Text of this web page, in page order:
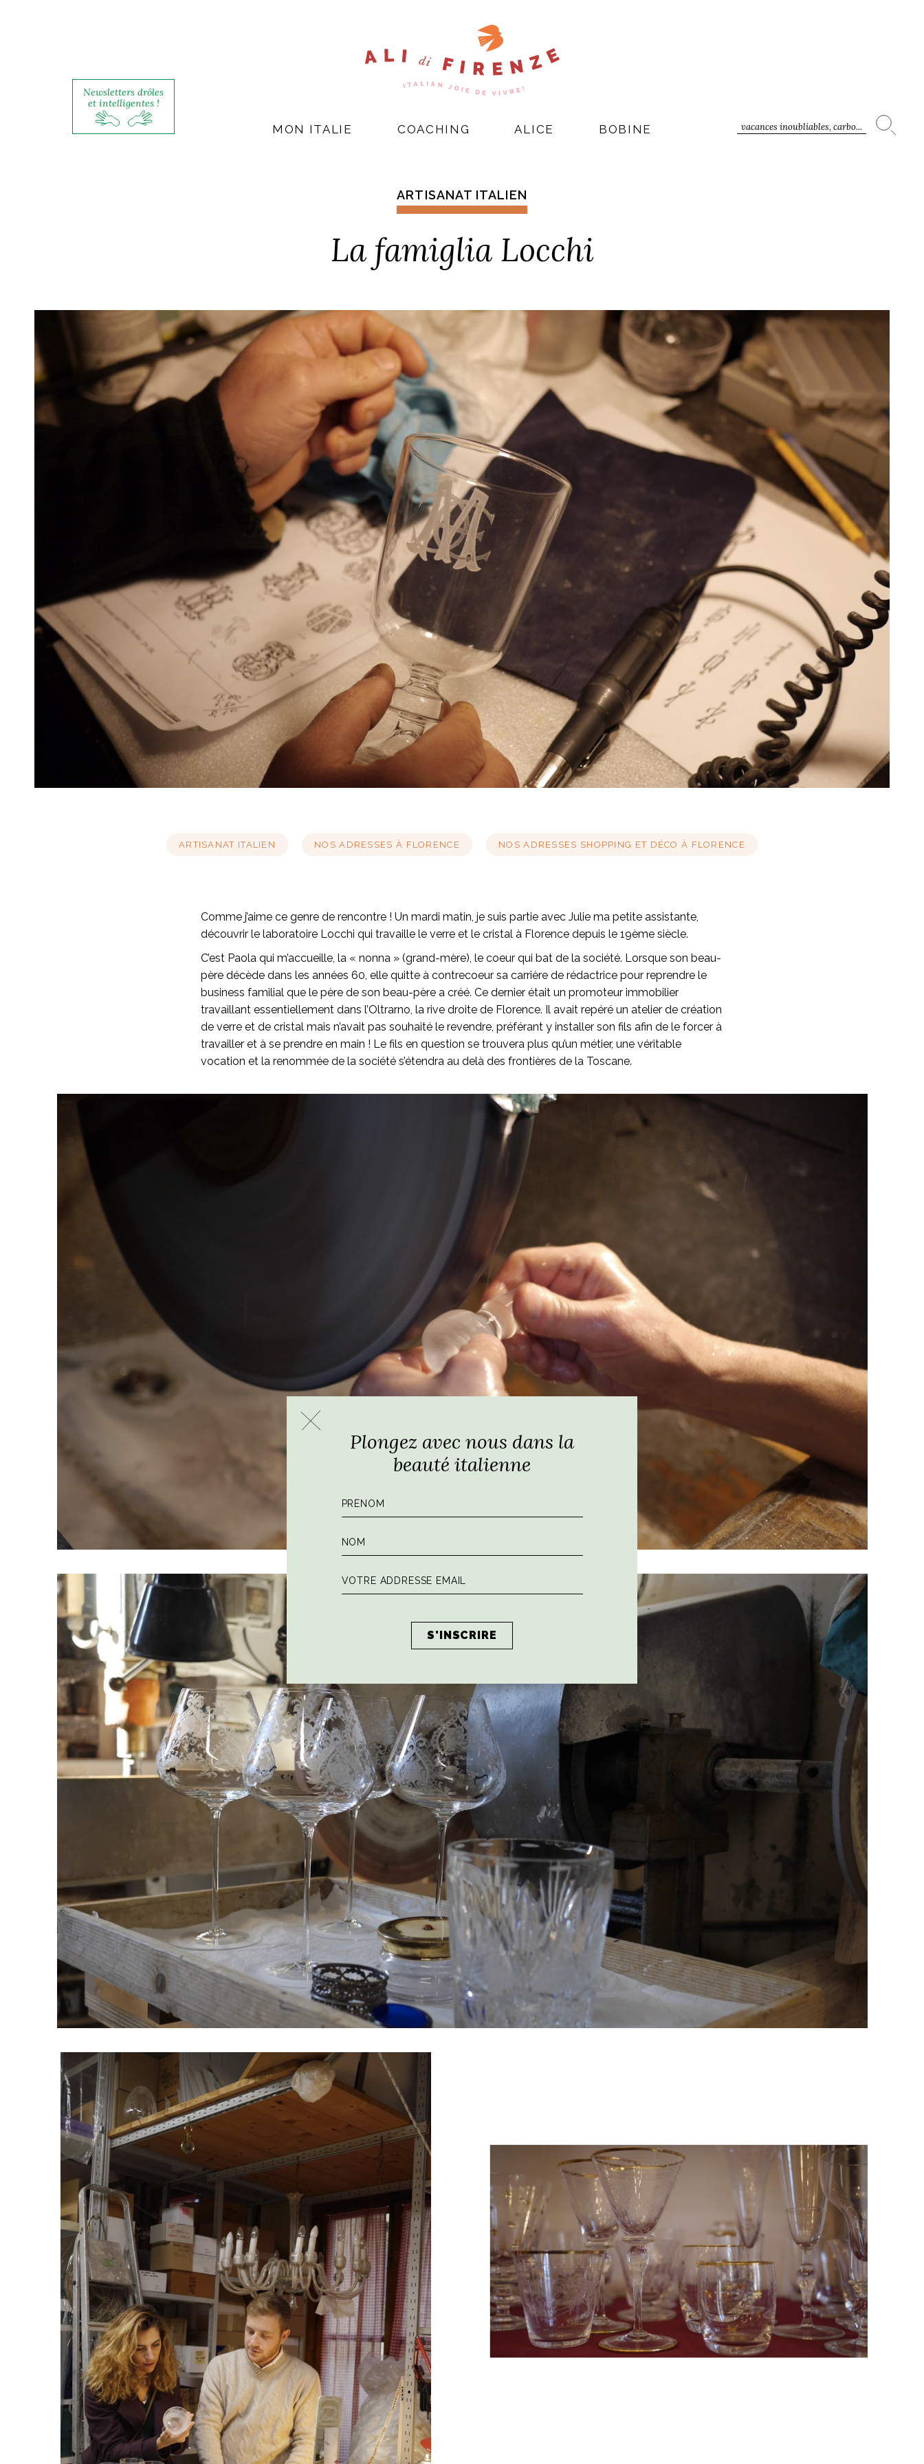
Newsletters drôles
et intelligentes !
vacances inoubliables, carbo...
MON ITALIE COACHING ALICE BOBINE
ARTISANAT ITALIEN
La famiglia Locchi
ARTISANAT ITALIEN NOS ADRESSES À FLORENCE NOS ADRESSES SHOPPING ET DÉCO À FLORENCE
Comme j’aime ce genre de rencontre ! Un mardi matin, je suis partie avec Julie ma petite assistante,
découvrir le laboratoire Locchi qui travaille le verre et le cristal à Florence depuis le 19ème siècle.
C’est Paola qui m’accueille, la « nonna » (grand-mère), le coeur qui bat de la société. Lorsque son beau-
père décède dans les années 60, elle quitte à contrecoeur sa carrière de rédactrice pour reprendre le
business familial que le père de son beau-père a créé. Ce dernier était un promoteur immobilier
travaillant essentiellement dans l’Oltrarno, la rive droite de Florence. Il avait repéré un atelier de création
de verre et de cristal mais n’avait pas souhaité le revendre, préférant y installer son fils afin de le forcer à
travailler et à se prendre en main ! Le fils en question se trouvera plus qu’un métier, une véritable
vocation et la renommée de la société s’étendra au delà des frontières de la Toscane.
Plongez avec nous dans la
beauté italienne